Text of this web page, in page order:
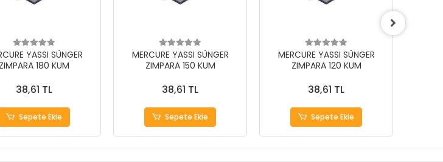
YASSI SÜNGER
ZIMPARA 180 KUM
38,61 TL
Sepete Ekle
MERCURE YASSI SÜNGER
ZIMPARA 150 KUM
38,61 TL
Sepete Ekle
MERCURE YASSI SÜNGER
ZIMPARA 120 KUM
38,61 TL
Sepete Ekle